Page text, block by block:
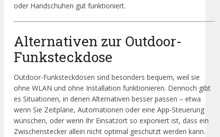
oder Handschuhen gut funktioniert.
Alternativen zur Outdoor-
Funksteckdose
Outdoor-Funksteckdosen sind besonders bequem, weil sie
ohne WLAN und ohne Installation funktionieren. Dennoch gibt
es Situationen, in denen Alternativen besser passen – etwa
wenn Sie Zeitpläne, Automationen oder eine App-Steuerung
wünschen, oder wenn Ihr Einsatzort so exponiert ist, dass ein
Zwischenstecker allein nicht optimal geschützt werden kann.